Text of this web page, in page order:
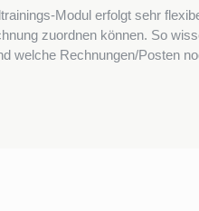
Modul erfolgt sehr
zuordnen können. So
welche Rechnungen/Posten